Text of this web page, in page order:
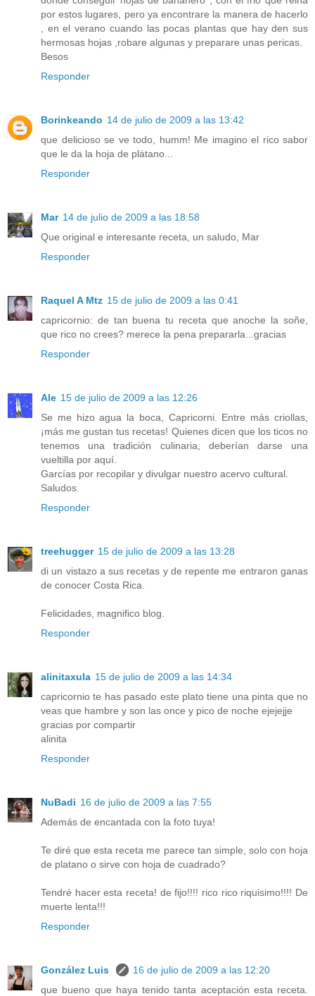
por estos lugares, pero ya encontrare la manera de hacerlo
, en el verano cuando las pocas plantas que hay den sus
hermosas hojas ,robare algunas y preparare unas pericas.
Besos
Responder
Borinkeando 14 de julio de 2009 a las 13:42
que delicioso se ve todo, humm! Me imagino el rico sabor
que le da la hoja de plátano...
Responder
Mar 14 de julio de 2009 a las 18:58
Que original e interesante receta, un saludo, Mar
Responder
Raquel A Mtz 15 de julio de 2009 a las 0:41
capricornio: de tan buena tu receta que anoche la soñe,
que rico no crees? merece la pena prepararla...gracias
Responder
Ale 15 de julio de 2009 a las 12:26
Se me hizo agua la boca, Capricorni. Entre más criollas,
¡más me gustan tus recetas! Quienes dicen que los ticos no
tenemos una tradición culinaria, deberían darse una
vueltilla por aquí.
Garcías por recopilar y divulgar nuestro acervo cultural.
Saludos.
Responder
treehugger 15 de julio de 2009 a las 13:28
di un vistazo a sus recetas y de repente me entraron ganas
de conocer Costa Rica.
Felicidades, magnifico blog.
Responder
alinitaxula 15 de julio de 2009 a las 14:34
capricornio te has pasado este plato tiene una pinta que no
veas que hambre y son las once y pico de noche ejejejje
gracias por compartir
alinita
Responder
NuBadi 16 de julio de 2009 a las 7:55
Además de encantada con la foto tuya!
Te diré que esta receta me parece tan simple, solo con hoja
de platano o sirve con hoja de cuadrado?
Tendré hacer esta receta! de fijo!!!! rico rico riquisimo!!!! De
muerte lenta!!!
Responder
González Luis
16 de julio de 2009 a las 12:20
que bueno que haya tenido tanta aceptación esta receta.